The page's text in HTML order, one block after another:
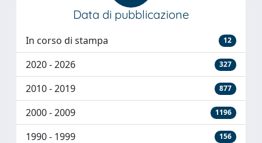
Data di pubblicazione
In corso di stampa 12
2020 - 2026 327
2010 - 2019 877
2000 - 2009 1196
1990 - 1999 156